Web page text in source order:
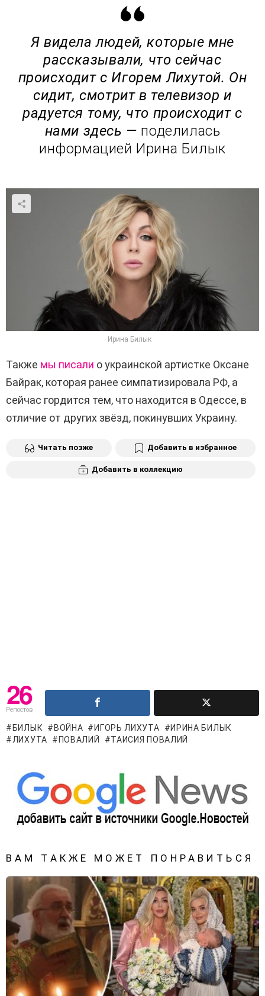
Я видела людей, которые мне
рассказывали, что сейчас
происходит с Игорем Лихутой. Он
сидит, смотрит в телевизор и
радуется тому, что происходит с
нами здесь — поделилась
информацией Ирина Билык
Ирина Билык
Также мы писали о украинской артистке Оксане
Байрак, которая ранее симпатизировала РФ, а
сейчас гордится тем, что находится в Одессе, в
отличие от других звёзд, покинувших Украину.
Читать позже Добавить в избранное
Добавить в коллекцию
26
Репостов
БИЛЫК ВОЙНА ИГОРЬ ЛИХУТА
ИРИНА БИЛЫК
ЛИХУТА
ПОВАЛИЙ ТАИСИЯ ПОВАЛИЙ
ВАМ ТАКЖЕ МОЖЕТ ПОНРАВИТЬСЯ